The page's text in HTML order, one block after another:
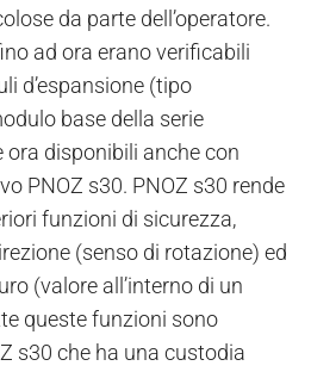
da parte dell’operatore.
ad ora erano verificabili
d’espansione (tipo
base della serie
ora disponibili anche con
PNOZ s30. PNOZ s30 rende
funzioni di sicurezza,
(senso di rotazione) ed
(valore all’interno di un
queste funzioni sono
s30 che ha una custodia